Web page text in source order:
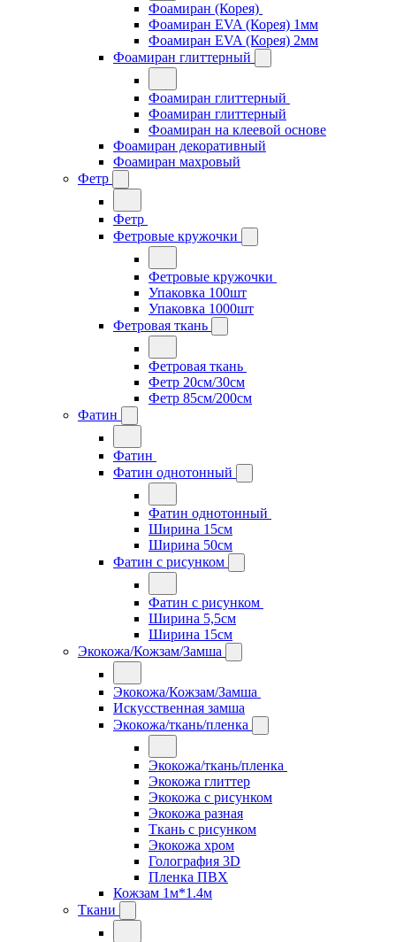
Фоамиран (Корея)
Фоамиран EVA (Корея) 1мм
Фоамиран EVA (Корея) 2мм
Фоамиран глиттерный
Фоамиран глиттерный
Фоамиран глиттерный
Фоамиран на клеевой основе
Фоамиран декоративный
Фоамиран махровый
Фетр
Фетр
Фетровые кружочки
Фетровые кружочки
Упаковка 100шт
Упаковка 1000шт
Фетровая ткань
Фетровая ткань
Фетр 20см/30см
Фетр 85см/200см
Фатин
Фатин
Фатин однотонный
Фатин однотонный
Ширина 15см
Ширина 50см
Фатин с рисунком
Фатин с рисунком
Ширина 5,5см
Ширина 15см
Экокожа/Кожзам/Замша
Экокожа/Кожзам/Замша
Искусственная замша
Экокожа/ткань/пленка
Экокожа/ткань/пленка
Экокожа глиттер
Экокожа с рисунком
Экокожа разная
Ткань с рисунком
Экокожа хром
Голография 3D
Пленка ПВХ
Кожзам 1м*1.4м
Ткани